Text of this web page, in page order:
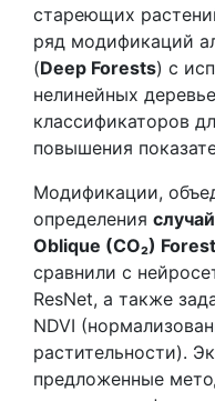
стареющих
ряд модификаций
(Deep Forests) с
нелинейных
классификаторов
повышения
Модификации,
определения
Oblique (CO₂) Forest
сравнили с
ResNet, а также
NDVI
растительности).
предложенные